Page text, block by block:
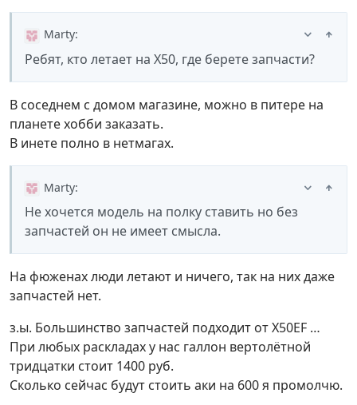
Marty:
Ребят, кто летает на Х50, где берете запчасти?
В соседнем с домом магазине, можно в питере на
планете хобби заказать.
В инете полно в нетмагах.
Marty:
Не хочется модель на полку ставить но без
запчастей он не имеет смысла.
На фюженах люди летают и ничего, так на них даже
запчастей нет.
з.ы. Большинство запчастей подходит от X50EF …
При любых раскладах у нас галлон вертолётной
тридцатки стоит 1400 руб.
Сколько сейчас будут стоить аки на 600 я промолчю.